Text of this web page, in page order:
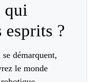
qui
esprits ?
démarquent,
le monde